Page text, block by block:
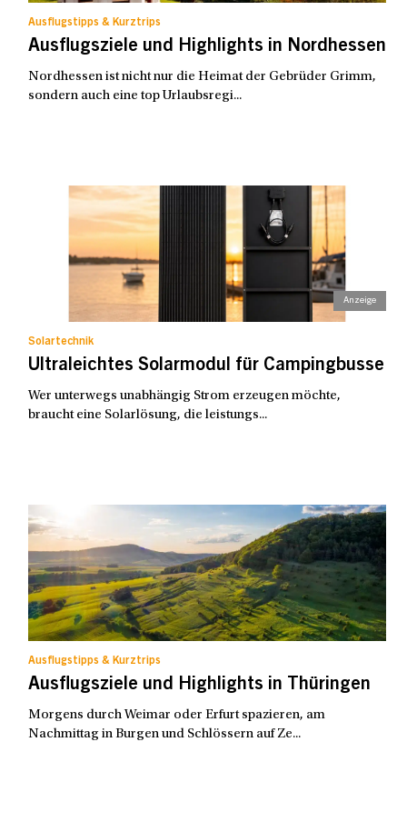
Ausflugstipps & Kurztrips
Ausflugsziele und Highlights in Nordhessen
Nordhessen ist nicht nur die Heimat der Gebrüder Grimm,
sondern auch eine top Urlaubsregi...
Solartechnik
Ultraleichtes Solarmodul für Campingbusse
Wer unterwegs unabhängig Strom erzeugen möchte,
braucht eine Solarlösung, die leistungs...
Ausflugstipps & Kurztrips
Ausflugsziele und Highlights in Thüringen
Morgens durch Weimar oder Erfurt spazieren, am
Nachmittag in Burgen und Schlössern auf Ze...